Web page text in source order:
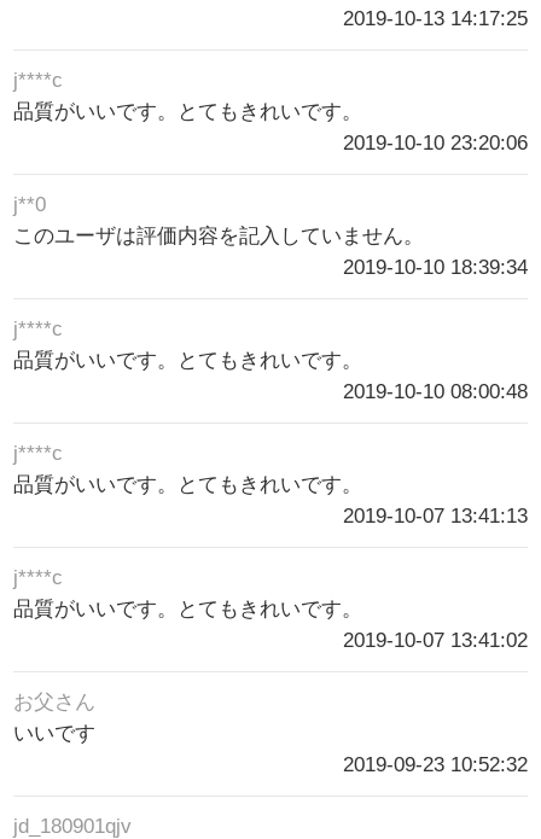
2019-10-13 14:17:25
j****c
品質がいいです。とてもきれいです。
2019-10-10 23:20:06
j**0
このユーザは評価内容を記入していません。
2019-10-10 18:39:34
j****c
品質がいいです。とてもきれいです。
2019-10-10 08:00:48
j****c
品質がいいです。とてもきれいです。
2019-10-07 13:41:13
j****c
品質がいいです。とてもきれいです。
2019-10-07 13:41:02
お父さん
いいです
2019-09-23 10:52:32
jd_180901qjv